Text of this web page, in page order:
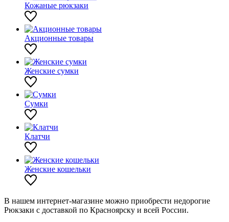
Кожаные рюкзаки
Акционные товары
Женские сумки
Сумки
Клатчи
Женские кошельки
В нашем интернет-магазине можно приобрести недорогие
Рюкзаки с доставкой по Красноярску и всей России.